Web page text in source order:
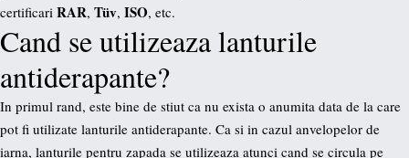
certificari RAR, Tüv, ISO, etc.
Cand se utilizeaza lanturile
antiderapante?
In primul rand, este bine de stiut ca nu exista o anumita data de la care
pot fi utilizate lanturile antiderapante. Ca si in cazul anvelopelor de
iarna, lanturile pentru zapada se utilizeaza atunci cand se circula pe